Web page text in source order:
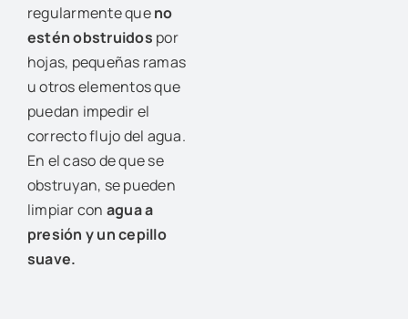
regularmente queno
estén obstruidos por
hojas, pequeñas ramas
u otros elementos que
puedan impedir el
correcto flujo del agua.
En el caso de que se
obstruyan, se pueden
limpiar con agua a
presión y un cepillo
suave.